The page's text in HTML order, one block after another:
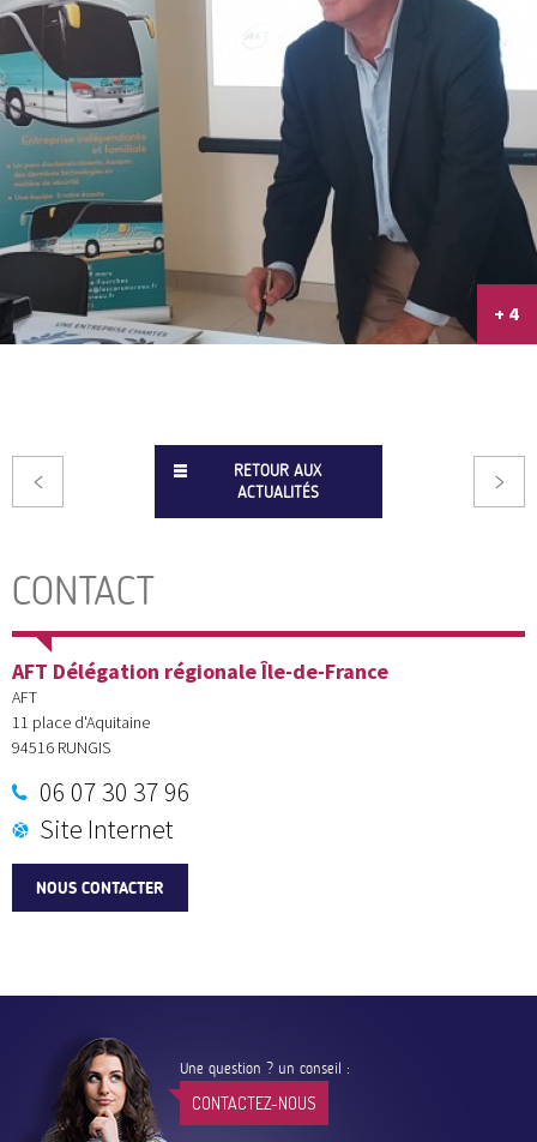
+ 4
RETOUR AUX
ACTUALITÉS
CONTACT
AFT Délégation régionale Île-de-France
AFT
11 place d'Aquitaine
94516 RUNGIS
06 07 30 37 96
Site Internet
NOUS CONTACTER
Une question ? un conseil :
CONTACTEZ-NOUS